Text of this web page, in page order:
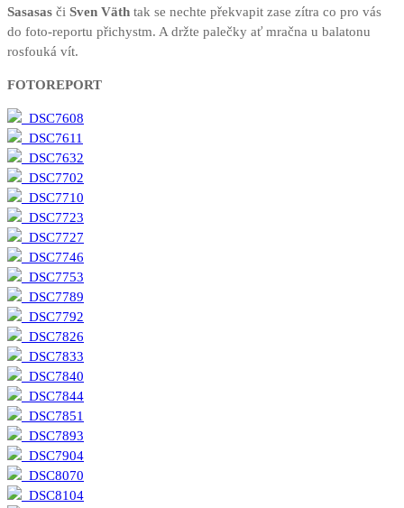
Sasasas či Sven Väth tak se nechte překvapit zase zítra co pro vás
do foto-reportu přichystm. A držte palečky ať mračna u balatonu
rosfouká vít.
FOTOREPORT